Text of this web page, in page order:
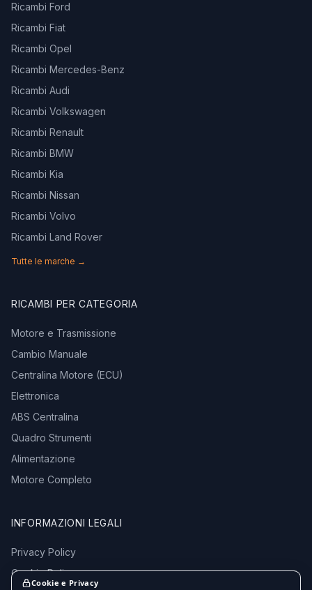
Ricambi Ford
Ricambi Fiat
Ricambi Opel
Ricambi Mercedes-Benz
Ricambi Audi
Ricambi Volkswagen
Ricambi Renault
Ricambi BMW
Ricambi Kia
Ricambi Nissan
Ricambi Volvo
Ricambi Land Rover
Tutte le marche →
RICAMBI PER CATEGORIA
Motore e Trasmissione
Cambio Manuale
Centralina Motore (ECU)
Elettronica
ABS Centralina
Quadro Strumenti
Alimentazione
Motore Completo
INFORMAZIONI LEGALI
Privacy Policy
Cookie Policy
Cookie e Privacy